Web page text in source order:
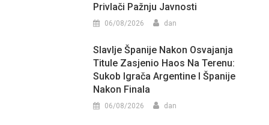
Privlači Pažnju Javnosti
06/08/2026 dan
Slavlje Španije Nakon Osvajanja
Titule Zasjenio Haos Na Terenu:
Sukob Igrača Argentine I Španije
Nakon Finala
06/08/2026 dan